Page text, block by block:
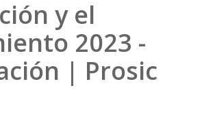
y el
2023 -
| Prosic